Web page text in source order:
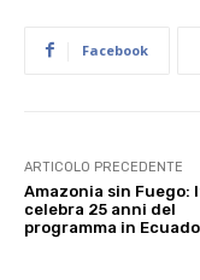
Facebook
ARTICOLO PRECEDENTE
Amazonia sin Fuego:
celebra 25 anni del
programma in